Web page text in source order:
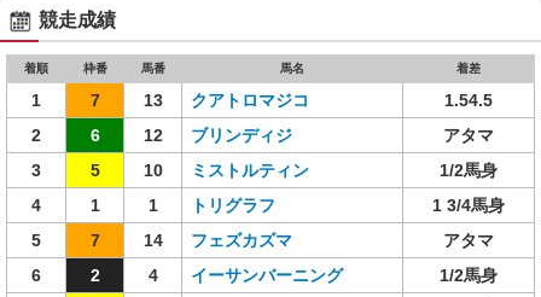
競走成績
着順 枠番 馬番 馬名 着差
1 7 13 クアトロマジコ
1.54.5
2
6 12 ブリンディジ
アタマ
3
5 10 ミストルティン
1/2馬身
4
1 1 トリグラフ
1 3/4馬身
5
7 14 フェズカズマ
アタマ
6
2 4 イーサンバーニング
1/2馬身